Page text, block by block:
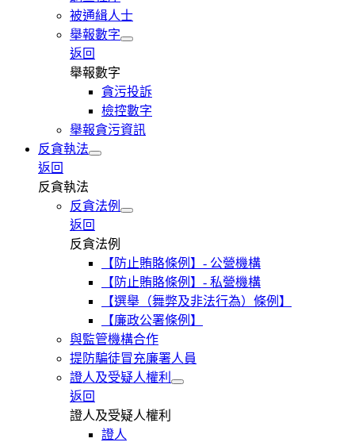
被通緝人士
舉報數字
返回
舉報數字
貪污投訴
檢控數字
舉報貪污資訊
反貪執法
返回
反貪執法
反貪法例
返回
反貪法例
【防止賄賂條例】- 公營機構
【防止賄賂條例】- 私營機構
【選舉（舞弊及非法行為）條例】
【廉政公署條例】
與監管機構合作
提防騙徒冒充廉署人員
證人及受疑人權利
返回
證人及受疑人權利
證人